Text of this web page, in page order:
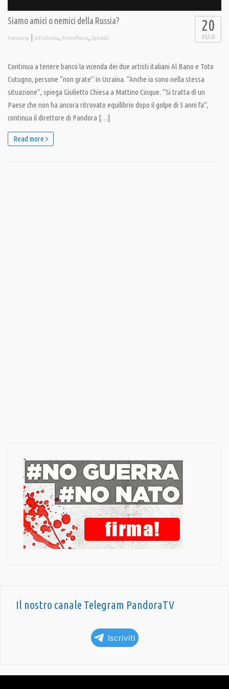
Siamo amici o nemici della Russia?
francesca | InEvidenza, PrimoPiano, Speciali
20
MAR
Continua a tenere banco la vicenda dei due artisti italiani Al Bano e Toto
Cutugno, persone “non grate” in Ucraina. “Anche io sono nella stessa
situazione”, spiega Giulietto Chiesa a Mattino Cinque. “Si tratta di un
Paese che non ha ancora ritrovato equilibrio dopo il golpe di 5 anni fa”,
continua il direttore di Pandora […]
Read more
Il nostro canale Telegram PandoraTV
Iscriviti